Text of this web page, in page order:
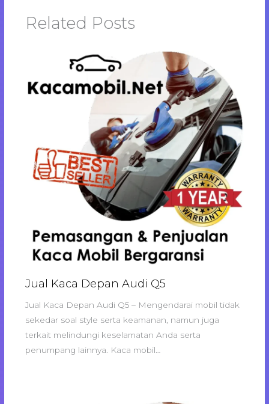
Related Posts
Jual Kaca Depan Audi Q5
Jual Kaca Depan Audi Q5 – Mengendarai mobil tidak
sekedar soal style serta keamanan, namun juga
terkait melindungi keselamatan Anda serta
penumpang lainnya. Kaca mobil…